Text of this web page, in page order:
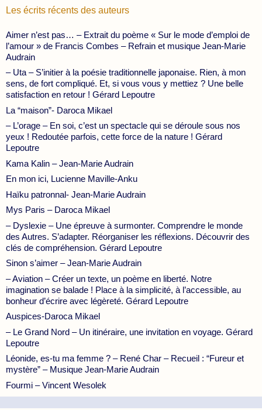
Les écrits récents des auteurs
Aimer n’est pas… – Extrait du poème « Sur le mode d’emploi de
l’amour » de Francis Combes – Refrain et musique Jean-Marie
Audrain
– Uta – S’initier à la poésie traditionnelle japonaise. Rien, à mon
sens, de fort compliqué. Et, si vous vous y mettiez ? Une belle
satisfaction en retour ! Gérard Lepoutre
La “maison”- Daroca Mikael
– L’orage – En soi, c’est un spectacle qui se déroule sous nos
yeux ! Redoutée parfois, cette force de la nature ! Gérard
Lepoutre
Kama Kalin – Jean-Marie Audrain
En mon ici, Lucienne Maville-Anku
Haïku patronnal- Jean-Marie Audrain
Mys Paris – Daroca Mikael
– Dyslexie – Une épreuve à surmonter. Comprendre le monde
des Autres. S’adapter. Réorganiser les réflexions. Découvrir des
clés de compréhension. Gérard Lepoutre
Sinon s’aimer – Jean-Marie Audrain
– Aviation – Créer un texte, un poème en liberté. Notre
imagination se balade ! Place à la simplicité, à l’accessible, au
bonheur d’écrire avec légèreté. Gérard Lepoutre
Auspices-Daroca Mikael
– Le Grand Nord – Un itinéraire, une invitation en voyage. Gérard
Lepoutre
Léonide, es-tu ma femme ? – René Char – Recueil : “Fureur et
mystère” – Musique Jean-Marie Audrain
Fourmi – Vincent Wesolek